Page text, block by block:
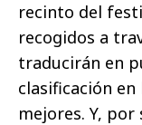
recinto del
recogidos a
traducirán en
clasificación
mejores. Y,